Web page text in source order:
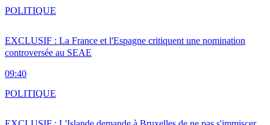
EXCLUSIF : La France et l'Espagne critiquent une nomination
controversée au SEAE
09:40
POLITIQUE
POLITIQUE